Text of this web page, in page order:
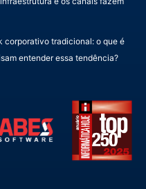
corporativo tradicional: o que é
entender essa tendência?